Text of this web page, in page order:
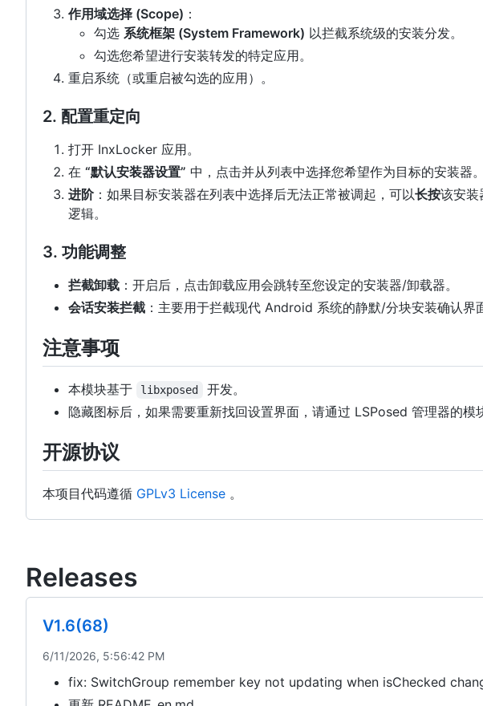
作用域选择 (Scope) ：
勾选 系统框架 (System Framework) 以拦截系统级的安装分发。
勾选您希望进行安装转发的特定应用。
重启系统（或重启被勾选的应用）。
2. 配置重定向
打开 InxLocker 应用。
在 “默认安装器设置” 中，点击并从列表中选择您希望作为目标的安装器。
进阶 ：如果目标安装器在列表中选择后无法正常被调起，可以长按该安装
逻辑。
3. 功能调整
拦截卸载 ：开启后，点击卸载应用会跳转至您设定的安装器/卸载器。
会话安装拦截 ：主要用于拦截现代 Android 系统的静默/分块安装确认界
注意事项
本模块基于 libxposed
开发。
隐藏图标后，如果需要重新找回设置界面，请通过 LSPosed 管理器的模
开源协议
本项目代码遵循 GPLv3 License 。
Releases
V1.6(68)
6/11/2026, 5:56:42 PM
fix: SwitchGroup remember key not updating when isChecked